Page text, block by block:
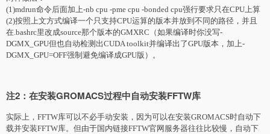
(1)mdrun命令后面加上-nb cpu -pme cpu -bonded cpu强行要求只在CPU上算
(2)按照上文方式编译一个只支持CPU运算的版本并放到不同的路径，并且
在.bashrc里改成source那个版本的GMXRC（如果编译时你没写-
DGMX_GPU但也自动检测出CUDA toolkit并编译出了GPU版本，加上-
DGMX_GPU=OFF强制避免编译成GPU版）。
注2：在安装GROMACS过程中自动安装FFTW库
实际上，FFTW库可以不必手动安装，因为可以在安装GROMACS时自动下
载并安装FFTW库。但由于国内链接FFTW官网服务器往往比较慢，自动下